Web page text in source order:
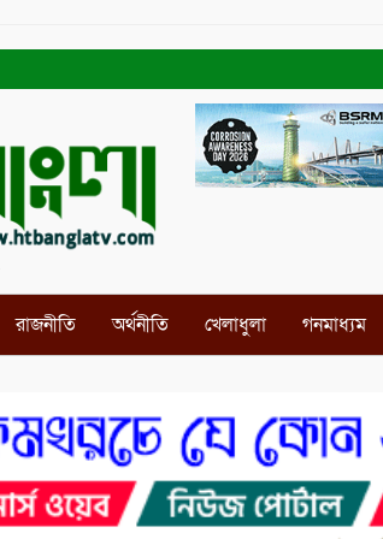
রাজনীতি অর্থনীতি খেলাধুলা গনমাধ্যম